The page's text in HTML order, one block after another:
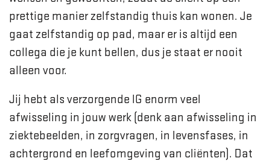
prettige manier zelfstandig thuis kan wonen. Je
gaat zelfstandig op pad, maar er is altijd een
collega die je kunt bellen, dus je staat er nooit
alleen voor.
Jij hebt als verzorgende IG enorm veel
afwisseling in jouw werk (denk aan afwisseling in
ziektebeelden, in zorgvragen, in levensfases, in
achtergrond en leefomgeving van cliënten). Dat